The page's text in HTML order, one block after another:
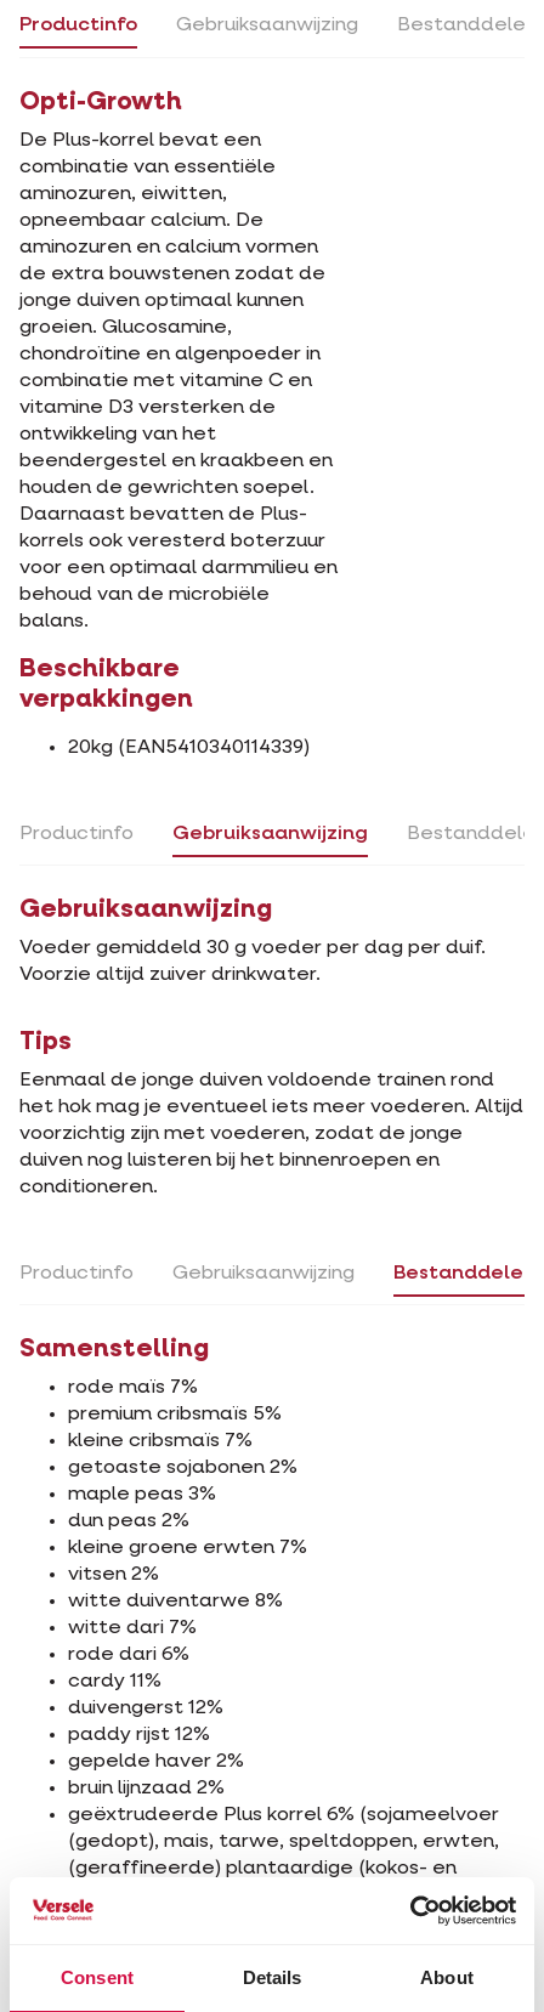
Consent Details About
Productinfo Gebruiksaanwijzing Bestanddelen
Opti-Growth
De Plus-korrel bevat een
combinatie van essentiële
aminozuren, eiwitten,
opneembaar calcium. De
aminozuren en calcium vormen
de extra bouwstenen zodat de
jonge duiven optimaal kunnen
groeien. Glucosamine,
chondroïtine en algenpoeder in
combinatie met vitamine C en
vitamine D3 versterken de
ontwikkeling van het
beendergestel en kraakbeen en
houden de gewrichten soepel.
Daarnaast bevatten de Plus-
korrels ook veresterd boterzuur
voor een optimaal darmmilieu en
behoud van de microbiële
balans.
Beschikbare
verpakkingen
20kg (EAN5410340114339)
Productinfo Gebruiksaanwijzing
Gebruiksaanwijzing
Voeder gemiddeld 30 g voeder per dag per duif.
Voorzie altijd zuiver drinkwater.
Tips
Eenmaal de jonge duiven voldoende trainen rond
het hok mag je eventueel iets meer voederen. Altijd
voorzichtig zijn met voederen, zodat de jonge
duiven nog luisteren bij het binnenroepen en
conditioneren.
Productinfo Gebruiksaanwijzing Bestanddelen
Samenstelling
rode maïs 7%
premium cribsmaïs 5%
kleine cribsmaïs 7%
getoaste sojabonen 2%
maple peas 3%
dun peas 2%
kleine groene erwten 7%
vitsen 2%
witte duiventarwe 8%
witte dari 7%
rode dari 6%
cardy 11%
duivengerst 12%
paddy rijst 12%
gepelde haver 2%
bruin lijnzaad 2%
geëxtrudeerde Plus korrel 6% (sojameelvoer
(gedopt), mais, tarwe, speltdoppen, erwten,
(geraffineerde) plantaardige (kokos- en
koolzaad-)olie, krijt, alfalfa-eiwitconcentraat,
vlierbes 0,36%*, natriumbicarbonaat, zout,
boterzuurzout 0,004%, glucosamine 0,002%,